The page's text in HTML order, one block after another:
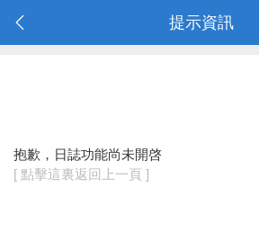
提示資訊
抱歉，日誌功能尚未開啓
[ 點擊這裏返回上一頁 ]